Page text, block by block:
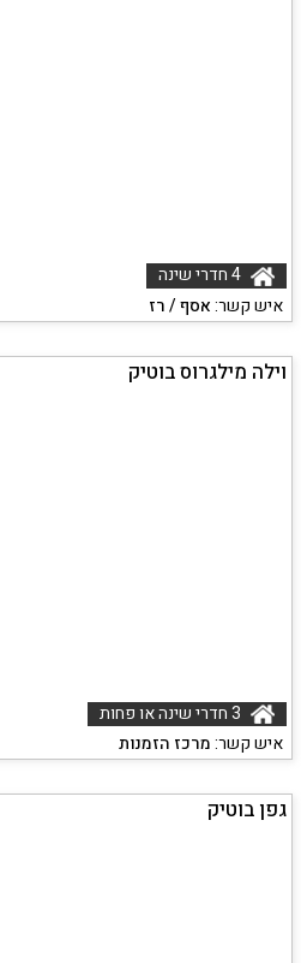
איש קשר:אסף / רז
וילה מילגרוס בוטיק
איש קשר:מרכז הזמנות
גפן בוטיק